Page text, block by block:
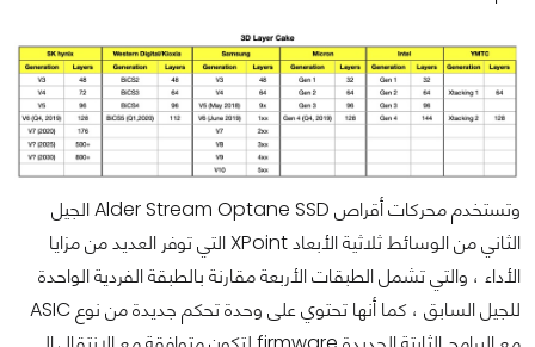
وتستخدم محركات أقراص Alder Stream Optane SSD الجيل
الثاني من الوسائط ثلاثية الأبعاد XPoint التي توفر العديد من مزايا
الأداء ، والتي تشمل الطبقات الأربعة مقارنة بالطبقة الفردية الواحدة
للجيل السابق ، كما أنها تحتوي على وحدة تحكم جديدة من نوع ASIC